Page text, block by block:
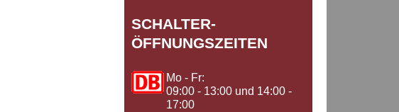
SCHALTER-
ÖFFNUNGSZEITEN
Mo - Fr:
09:00 - 13:00 und 14:00 -
17:00